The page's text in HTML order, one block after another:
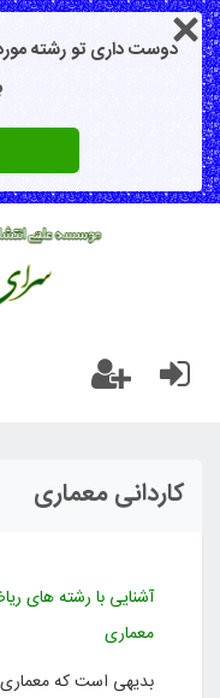
دوست داری تو رشته
کاردانی معماری
آشنایی با رشته های
معماری
بدیهی است که